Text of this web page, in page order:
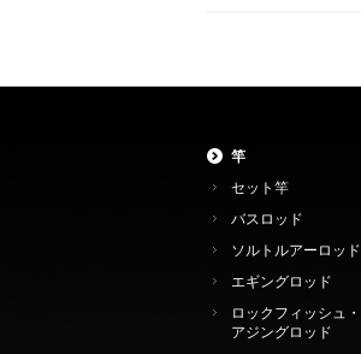
竿
セット竿
バスロッド
ソルトルアーロッド
エギングロッド
ロックフィッシュ・
アジングロッド